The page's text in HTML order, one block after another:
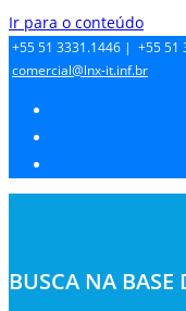
Ir para o conteúdo
+55 51 3331.1446 | +55 51
comercial@lnx-it.inf.br
BUSCA NA